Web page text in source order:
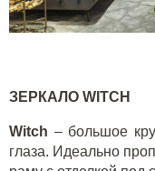
ЗЕРКАЛО WITCH
Witch – большое
глаза. Идеально